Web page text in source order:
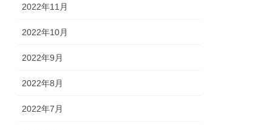
2022年11月
2022年10月
2022年9月
2022年8月
2022年7月